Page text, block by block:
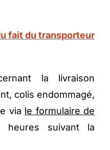
fait du transporteur
la livraison
colis endommagé,
via le formulaire de
suivant la